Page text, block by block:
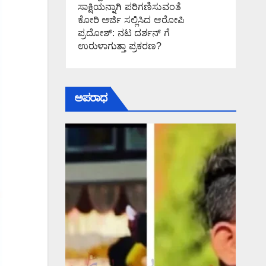
ಸಾಕ್ಷಿಯನ್ನಾಗಿ ಪರಿಗಣಿಸುವಂತೆ
ಕೋರಿ ಅರ್ಜಿ ಸಲ್ಲಿಸಿದ ಆರೋಪಿ
ಪ್ರದೋಶ್: ನಟ ದರ್ಶನ್ ಗೆ
ಉರುಳಾಗುತ್ತಾ ಪ್ರಕರಣ?
ಅಪರಾಧ